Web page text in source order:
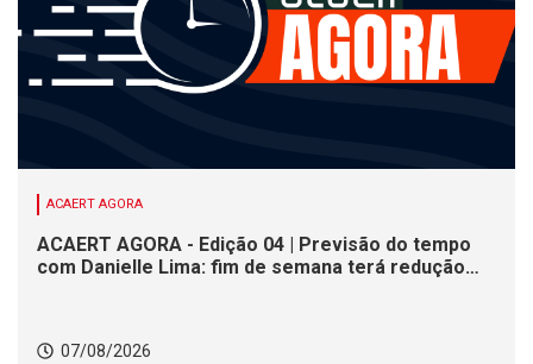
ACAERT AGORA
ACAERT AGORA - Edição 04 | Previsão do tempo
com Danielle Lima: fim de semana terá redução
07/08/2026